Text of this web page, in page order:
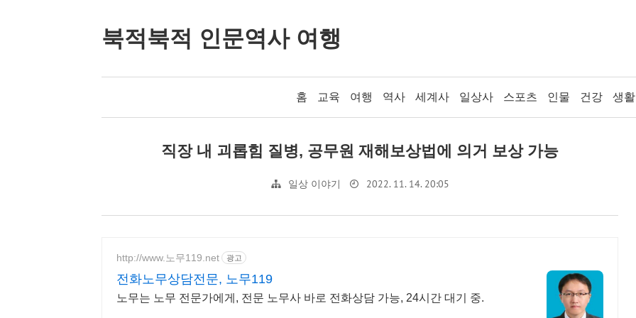
북적북적 인문역사 여행
홈 교육 여행 역사 세계사 일상사 스포츠 인물 건강 생
직장 내 괴롭힘 질병, 공무원 재해보상법에 의거 보상 가능
일상 이야기 2022. 11. 14. 20:05
http://www.노무119.net 광고
전화노무상담전문, 노무119
노무는 노무 전문가에게, 전문 노무사 바로 전화상담 가능, 24시간 대기 중.